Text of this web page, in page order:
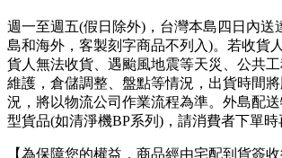
週一至週五(假日除外)，台灣本島四日內送
島和海外，客製刻字商品不列入)。若收貨
貨人無法收貨、遇颱風地震等天災、公共
維護，倉儲調整、盤點等情況，出貨時間
況，將以物流公司作業流程為準。外島配
型貨品(如清淨機BP系列)，請消費者下單時
【為保障您的權益，商品經由宅配到貨簽